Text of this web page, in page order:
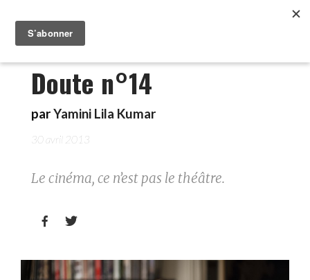
Doute n°14
parYamini Lila Kumar
30 avril 2013
Le cinéma, ce n’est pas le théâtre.
 